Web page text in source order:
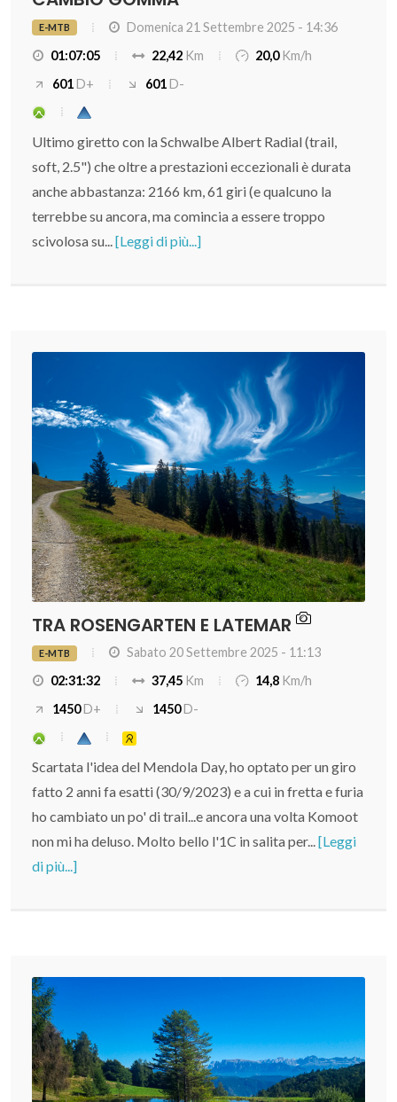
E-MTB
Domenica 21 Settembre 2025 - 14:36
01:07:05
22,42 Km 20,0Km/h
601D+ 601D-
Ultimo giretto con la Schwalbe Albert Radial (trail,
soft, 2.5") che oltre a prestazioni eccezionali è durata
anche abbastanza: 2166 km, 61 giri (e qualcuno la
terrebbe su ancora, ma comincia a essere troppo
scivolosa su... [Leggi di più...]
TRA ROSENGARTEN E LATEMAR
E-MTB
Sabato 20 Settembre 2025 - 11:13
02:31:32
37,45 Km 14,8 Km/h
1450D+ 1450D-
Scartata l'idea del Mendola Day, ho optato per un giro
fatto 2 anni fa esatti (30/9/2023) e a cui in fretta e furia
ho cambiato un po' di trail...e ancora una volta Komoot
non mi ha deluso. Molto bello l'1C in salita per...[Leggi
di più...]